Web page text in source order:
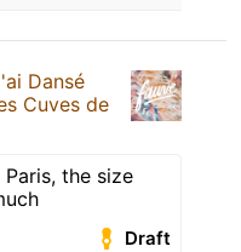
Dansé
Cuves de
the size
Draft